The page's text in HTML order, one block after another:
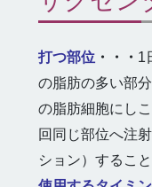
打つ部位 ・・・ 1
の脂肪の多い部
の脂肪細胞にし
回同じ部位へ注
ション）するこ